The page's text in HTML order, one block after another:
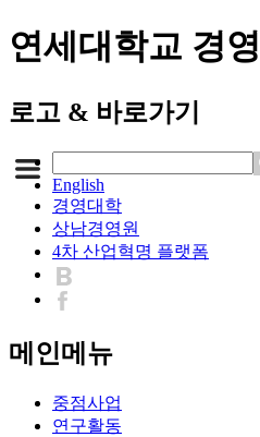
연세대학교 경
로고 & 바로가기
English
경영대학
상남경영원
4차 산업혁명 플랫폼
메인메뉴
중점사업
연구활동